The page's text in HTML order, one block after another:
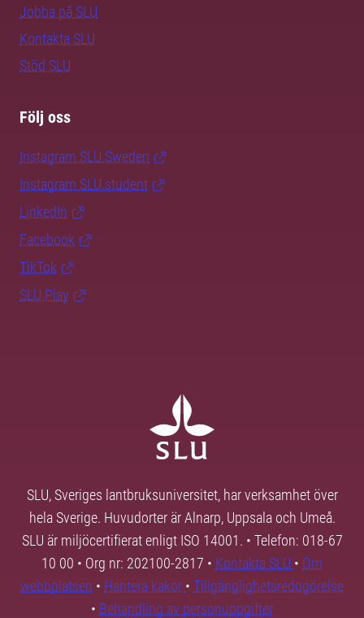
Jobba på SLU
Kontakta SLU
Stöd SLU
Följ oss
Instagram SLU.Sweden
Instagram SLU.student
LinkedIn
Facebook
TikTok
SLU Play
SLU, Sveriges lantbruksuniversitet, har verksamhet över
hela Sverige. Huvudorter är Alnarp, Uppsala och Umeå.
SLU är miljöcertifierat enligt ISO 14001. • Telefon: 018-67
10 00 • Org nr: 202100-2817 • Kontakta SLU • Om
webbplatsen • Hantera kakor • Tillgänglighetsredogörelse
• Behandling av personuppgifter